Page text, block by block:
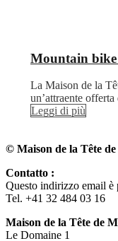
Mountain bike
La Maison de la
un’attraente
Leggi di più
© Maison de la Tête
Contatto :
Questo indirizzo email è
Tel. +41 32 484 03 16
Maison de la Tête de
Le Domaine 1